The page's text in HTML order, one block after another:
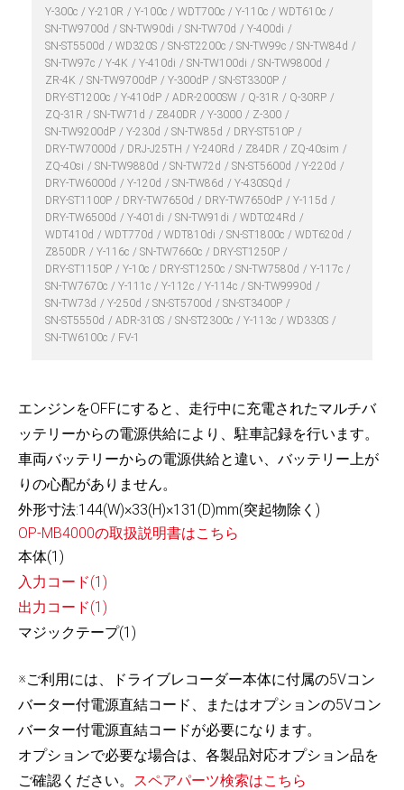
Y-300c
Y-210R Y-100c WDT700c Y-110c
WDT610c
SN-TW9700d
SN-TW90di SN-TW70d
Y-400di
SN-ST5500d
WD320S SN-ST2200c SN-TW99c
SN-TW84d
SN-TW97c
Y-4K Y-410di SN-TW100di
SN-TW9800d
ZR-4K
SN-TW9700dP Y-300dP
SN-ST3300P
DRY-ST1200c
Y-410dP ADR-2000SW Q-31R
Q-30RP
ZQ-31R
SN-TW71d Z840DR Y-3000
Z-300
SN-TW9200dP
Y-230d SN-TW85d
DRY-ST510P
DRY-TW7000d
DRJ-J25TH Y-240Rd Z84DR
ZQ-40sim
ZQ-40si
SN-TW9880d SN-TW72d SN-ST5600d
Y-220d
DRY-TW6000d
Y-120d SN-TW86d
Y-430SQd
DRY-ST1100P
DRY-TW7650d DRY-TW7650dP
Y-115d
DRY-TW6500d
Y-401di SN-TW91di
WDT024Rd
WDT410d
WDT770d WDT810di SN-ST1800c
WDT620d
Z850DR
Y-116c SN-TW7660c
DRY-ST1250P
DRY-ST1150P
Y-10c DRY-ST1250c SN-TW7580d
Y-117c
SN-TW7670c
Y-111c Y-112c Y-114c
SN-TW9990d
SN-TW73d
Y-250d SN-ST5700d
SN-ST3400P
SN-ST5550d
ADR-310S SN-ST2300c Y-113c
WD330S
SN-TW6100c
FV-1
エンジンをOFFにすると、走行中に充電されたマルチバ
ッテリーからの電源供給により、駐車記録を行います。
車両バッテリーからの電源供給と違い、バッテリー上が
りの心配がありません。
外形寸法:144(W)×33(H)×131(D)mm(突起物除く)
OP-MB4000の取扱説明書はこちら
本体(1)
入力コード(1)
出力コード(1)
マジックテープ(1)
※ご利用には、ドライブレコーダー本体に付属の5Vコン
バーター付電源直結コード、またはオプションの5Vコン
バーター付電源直結コードが必要になります。
オプションで必要な場合は、各製品対応オプション品を
ご確認ください。
スペアパーツ検索はこちら